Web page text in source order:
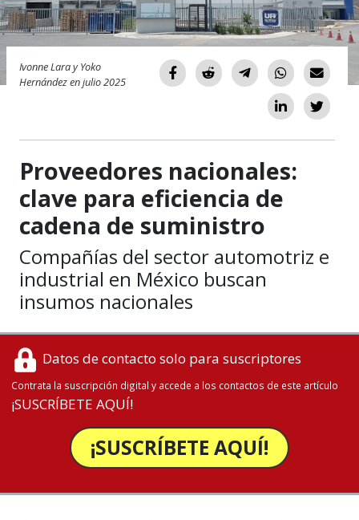
Ivonne Lara y Yoko
Hernández en julio 2025
Proveedores nacionales:
clave para eficiencia de
cadena de suministro
Compañías del sector automotriz e
industrial en México buscan
insumos nacionales
Datos de contacto solo para suscriptores
Contrata la suscripción digital y accede a los contactos de este artículo
¡SUSCRÍBETE AQUÍ!
¡SUSCRÍBETE AQUÍ!